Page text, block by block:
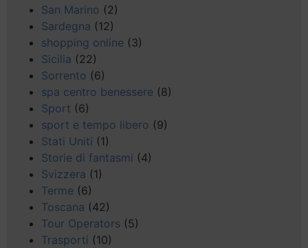
San Marino (2)
Sardegna (12)
shopping online (3)
Sicilia (22)
Sorrento (6)
spa centro benessere (8)
Sport (6)
sport e tempo libero (9)
Stati Uniti (1)
Storie di fantasmi (4)
Svizzera (1)
Terme (6)
Toscana (42)
Tour Operators (5)
Trasporti (10)